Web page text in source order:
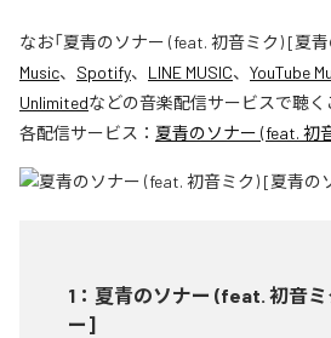
なお「夏青のソナー (feat. 初音ミク) [夏
Music、 Spotify、 LINE MUSIC、 YouTube
Unlimitedなどの音楽配信サービスで聴く
各配信サービス： 夏青のソナー (feat. 初
1 ： 夏青のソナー (feat. 初音
ー]